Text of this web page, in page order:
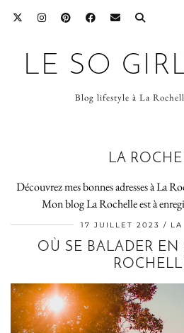
LE SO
Blog lifestyle à La
LA
Découvrez mes bonnes adresses à La
Mon blog La Rochelle est à
17 JUILLET 2023 LA
OÙ SE BALADER